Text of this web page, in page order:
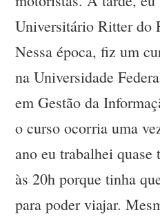
Universitário Ritter do
Nessa época, fiz um
na Universidade
em Gestão da
o curso ocorria uma
ano eu trabalhei quase
às 20h porque tinha
para poder viajar.